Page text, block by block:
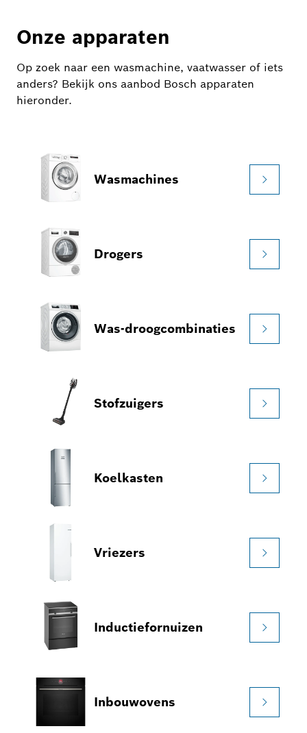
Onze apparaten
Op zoek naar een wasmachine, vaatwasser of iets
anders? Bekijk ons aanbod Bosch apparaten
hieronder.
Wasmachines
Drogers
Was-droogcombinaties
Stofzuigers
Koelkasten
Vriezers
Inductiefornuizen
Inbouwovens